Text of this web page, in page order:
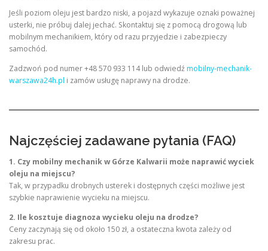
Jeśli poziom oleju jest bardzo niski, a pojazd wykazuje oznaki poważnej
usterki, nie próbuj dalej jechać. Skontaktuj się z pomocą drogową lub
mobilnym mechanikiem, który od razu przyjedzie i zabezpieczy
samochód.
Zadzwoń pod numer +48 570 933 114 lub odwiedźmobilny-mechanik-
warszawa24h.pl i zamów usługę naprawy na drodze.
Najczęściej zadawane pytania (FAQ)
1. Czy mobilny mechanik w Górze Kalwarii może naprawić wyciek
oleju na miejscu?
Tak, w przypadku drobnych usterek i dostępnych części możliwe jest
szybkie naprawienie wycieku na miejscu.
2. Ile kosztuje diagnoza wycieku oleju na drodze?
Ceny zaczynają się od około 150 zł, a ostateczna kwota zależy od
zakresu prac.